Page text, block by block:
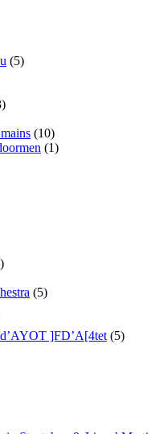
(5)
(10)
(1)
(5)
]FD’A[4tet (5)